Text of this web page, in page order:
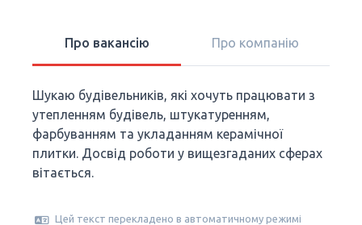
Про вакансію Про компанію
Шукаю будівельників, які хочуть працювати з
утепленням будівель, штукатуренням,
фарбуванням та укладанням керамічної
плитки. Досвід роботи у вищезгаданих сферах
вітається.
Цей текст перекладено в автоматичному режимі